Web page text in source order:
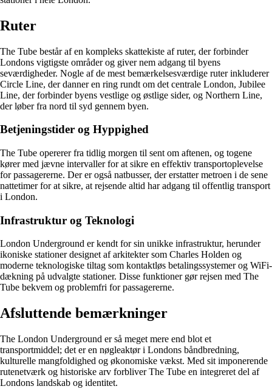
Ruter
The Tube består af en kompleks skattekiste af ruter, der forbinder
Londons vigtigste områder og giver nem adgang til byens
seværdigheder. Nogle af de mest bemærkelsesværdige ruter inkluderer
Circle Line, der danner en ring rundt om det centrale London, Jubilee
Line, der forbinder byens vestlige og østlige sider, og Northern Line,
der løber fra nord til syd gennem byen.
Betjeningstider og Hyppighed
The Tube opererer fra tidlig morgen til sent om aftenen, og togene
kører med jævne intervaller for at sikre en effektiv transportoplevelse
for passagererne. Der er også natbusser, der erstatter metroen i de sene
nattetimer for at sikre, at rejsende altid har adgang til offentlig transport
i London.
Infrastruktur og Teknologi
London Underground er kendt for sin unikke infrastruktur, herunder
ikoniske stationer designet af arkitekter som Charles Holden og
moderne teknologiske tiltag som kontaktløs betalingssystemer og WiFi-
dækning på udvalgte stationer. Disse funktioner gør rejsen med The
Tube bekvem og problemfri for passagererne.
Afsluttende bemærkninger
The London Underground er så meget mere end blot et
transportmiddel; det er en nøgleaktør i Londons båndbredning,
kulturelle mangfoldighed og økonomiske vækst. Med sit imponerende
rutenetværk og historiske arv forbliver The Tube en integreret del af
Londons landskab og identitet.